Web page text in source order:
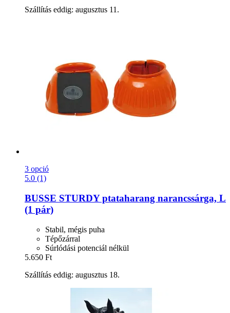
Szállítás eddig: augusztus 11.
3 opció
5.0 (1)
BUSSE STURDY ptataharang narancssárga, L
(1 pár)
Stabil, mégis puha
Tépőzárral
Súrlódási potenciál nélkül
5.650 Ft
Szállítás eddig: augusztus 18.